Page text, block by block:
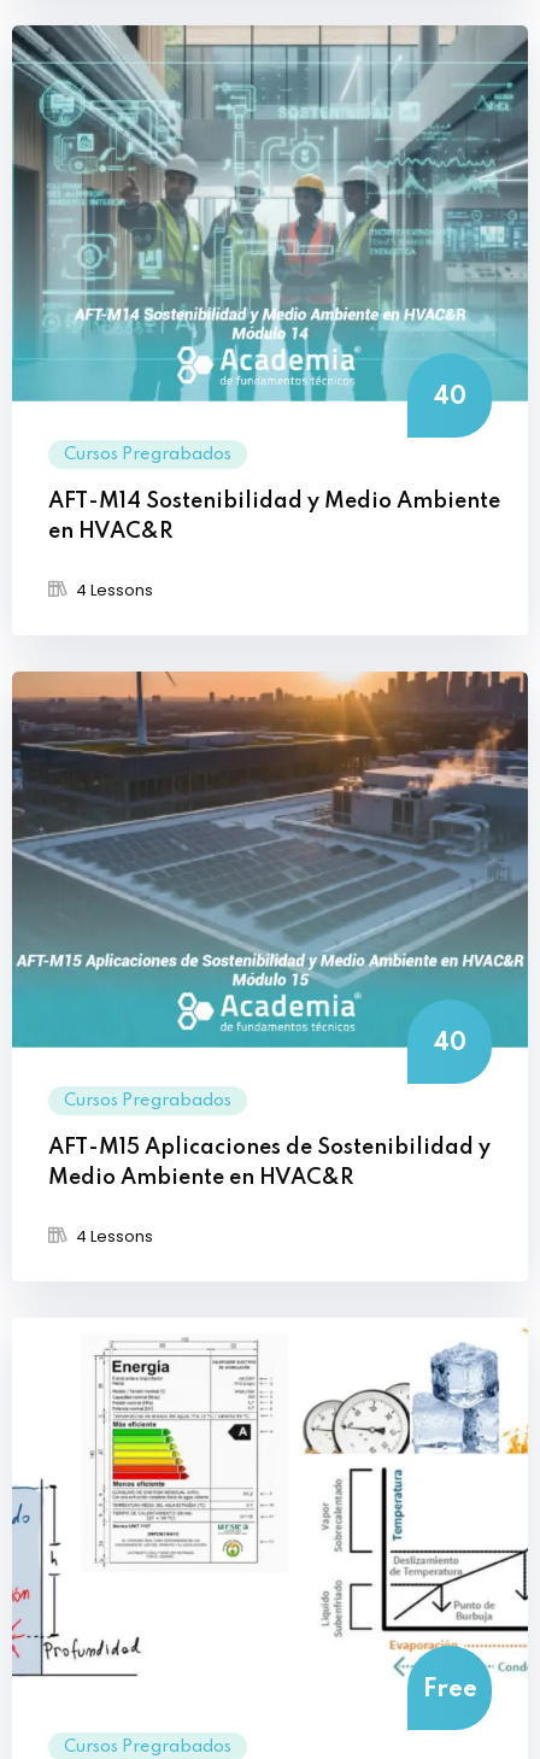
40
Cursos Pregrabados
AFT-M14 Sostenibilidad y Medio Ambiente
en HVAC&R
4 Lessons
40
Cursos Pregrabados
AFT-M15 Aplicaciones de Sostenibilidad y
Medio Ambiente en HVAC&R
4 Lessons
Free
Cursos Pregrabados